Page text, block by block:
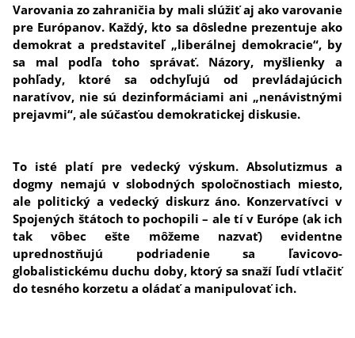
Varovania zo zahraničia by mali slúžiť aj ako varovanie
pre Európanov. Každý, kto sa dôsledne prezentuje ako
demokrat a predstaviteľ „liberálnej demokracie“, by
sa mal podľa toho správať. Názory, myšlienky a
pohľady, ktoré sa odchyľujú od prevládajúcich
naratívov, nie sú dezinformáciami ani „nenávistnými
prejavmi“, ale súčasťou demokratickej diskusie.
To isté platí pre vedecký výskum. Absolutizmus a
dogmy nemajú v slobodných spoločnostiach miesto,
ale politický a vedecký diskurz áno. Konzervatívci v
Spojených štátoch to pochopili – ale tí v Európe (ak ich
tak vôbec ešte môžeme nazvať) evidentne
uprednostňujú podriadenie sa ľavicovo-
globalistickému duchu doby, ktorý sa snaží ľudí vtlačiť
do tesného korzetu a oládať a manipulovať ich.